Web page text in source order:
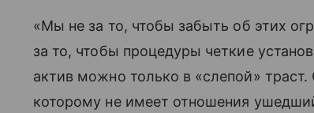
«Мы не за то, чтобы забыть об этих
за то, чтобы процедуры четкие
актив можно только в «слепой»
которому не имеет отношения